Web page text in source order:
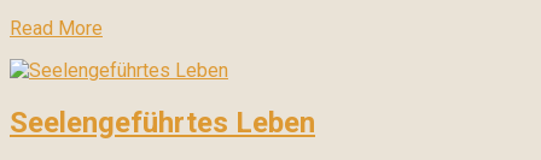
Read More
Seelengeführtes Leben